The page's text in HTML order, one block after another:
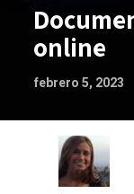
online
febrero 5, 2023